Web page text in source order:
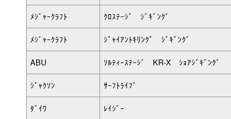
ﾒｼﾞｬｰｸﾗﾌﾄ ｸﾛｽﾃｰｼﾞ ｼﾞｷﾞﾝｸﾞ
ﾒｼﾞｬｰｸﾗﾌﾄ ｼﾞｬｲｱﾝﾄｷﾘﾝｸﾞ ｼﾞｷﾞﾝｸﾞ
ABU ｿﾙﾃｨｰｽﾃｰｼﾞ KR-X ｼｮｱｼﾞｷﾞﾝｸﾞ
ｼﾞｬｸｿﾝ ｻｰﾌﾄﾗｲﾌﾞ
ﾀﾞｲﾜ ﾚｲｼﾞｰ